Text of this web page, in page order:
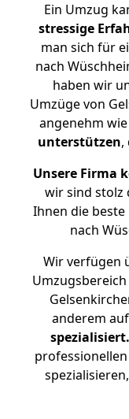
Ein Umzug
stressige
man sich für
nach
haben wir
Umzüge von
angenehm
unterstützen,
Unsere Firma
wir sind stolz
Ihnen die
nach
Wir verfügen
anderem auf
spezialisiert.